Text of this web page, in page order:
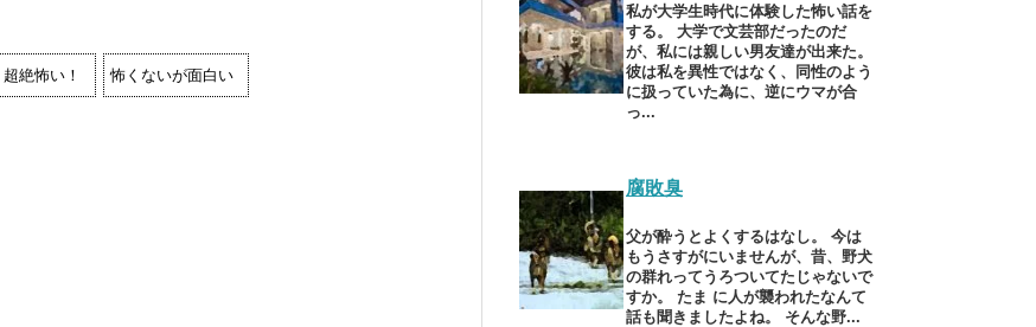
超絶怖い！ 怖くないが面白い
私が大学生時代に体験した怖い話を
する。 大学で文芸部だったのだ
が、私には親しい男友達が出来た。
彼は私を異性ではなく、同性のよう
に扱っていた為に、逆にウマが合
っ...
腐敗臭
父が酔うとよくするはなし。 今は
もうさすがにいませんが、昔、野犬
の群れってうろついてたじゃないで
すか。 たま に人が襲われたなんて
話も聞きましたよね。 そんな野...